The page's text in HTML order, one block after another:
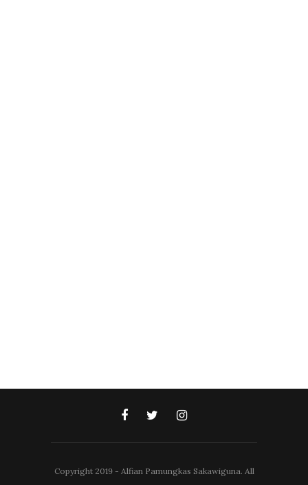
Copyright 2019 - Alfian Pamungkas Sakawiguna. All